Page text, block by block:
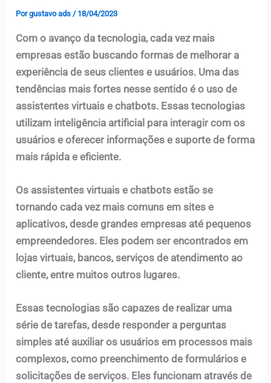
Porgustavo ads / 18/04/2023
Com o avanço da tecnologia, cada vez mais
empresas estão buscando formas de melhorar a
experiência de seus clientes e usuários. Uma das
tendências mais fortes nesse sentido é o uso de
assistentes virtuais e chatbots. Essas tecnologias
utilizam inteligência artificial para interagir com os
usuários e oferecer informações e suporte de forma
mais rápida e eficiente.
Os assistentes virtuais e chatbots estão se
tornando cada vez mais comuns em sites e
aplicativos, desde grandes empresas até pequenos
empreendedores. Eles podem ser encontrados em
lojas virtuais, bancos, serviços de atendimento ao
cliente, entre muitos outros lugares.
Essas tecnologias são capazes de realizar uma
série de tarefas, desde responder a perguntas
simples até auxiliar os usuários em processos mais
complexos, como preenchimento de formulários e
solicitações de serviços. Eles funcionam através de